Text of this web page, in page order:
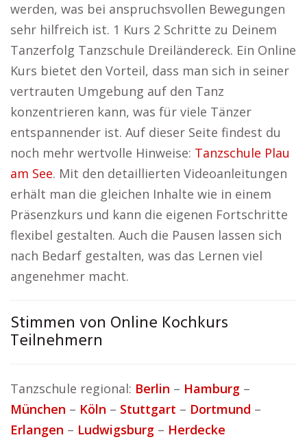
werden, was bei anspruchsvollen Bewegungen
sehr hilfreich ist. 1 Kurs 2 Schritte zu Deinem
Tanzerfolg Tanzschule Dreiländereck. Ein Online
Kurs bietet den Vorteil, dass man sich in seiner
vertrauten Umgebung auf den Tanz
konzentrieren kann, was für viele Tänzer
entspannender ist. Auf dieser Seite findest du
noch mehr wertvolle Hinweise: Tanzschule Plau
am See. Mit den detaillierten Videoanleitungen
erhält man die gleichen Inhalte wie in einem
Präsenzkurs und kann die eigenen Fortschritte
flexibel gestalten. Auch die Pausen lassen sich
nach Bedarf gestalten, was das Lernen viel
angenehmer macht.
Stimmen von Online Kochkurs
Teilnehmern
Tanzschule regional: Berlin – Hamburg –
München – Köln – Stuttgart – Dortmund –
Erlangen – Ludwigsburg – Herdecke